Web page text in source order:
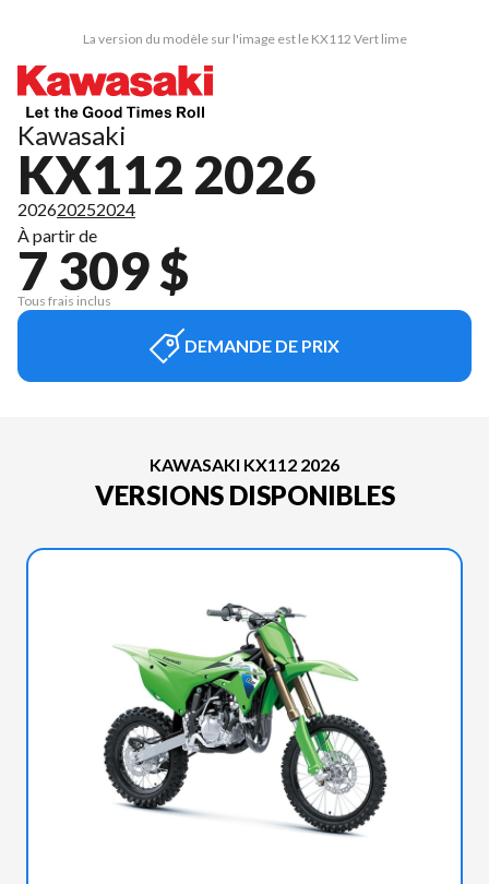
La version du modèle sur l'image est le KX112 Vert lime
Kawasaki
KX112 2026
202620252024
À partir de
7 309 $
Tous frais inclus
DEMANDE DE PRIX
KAWASAKI KX112 2026
VERSIONS DISPONIBLES